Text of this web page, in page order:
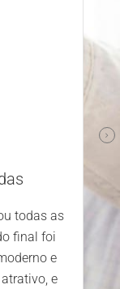
todas as
final foi
e
e